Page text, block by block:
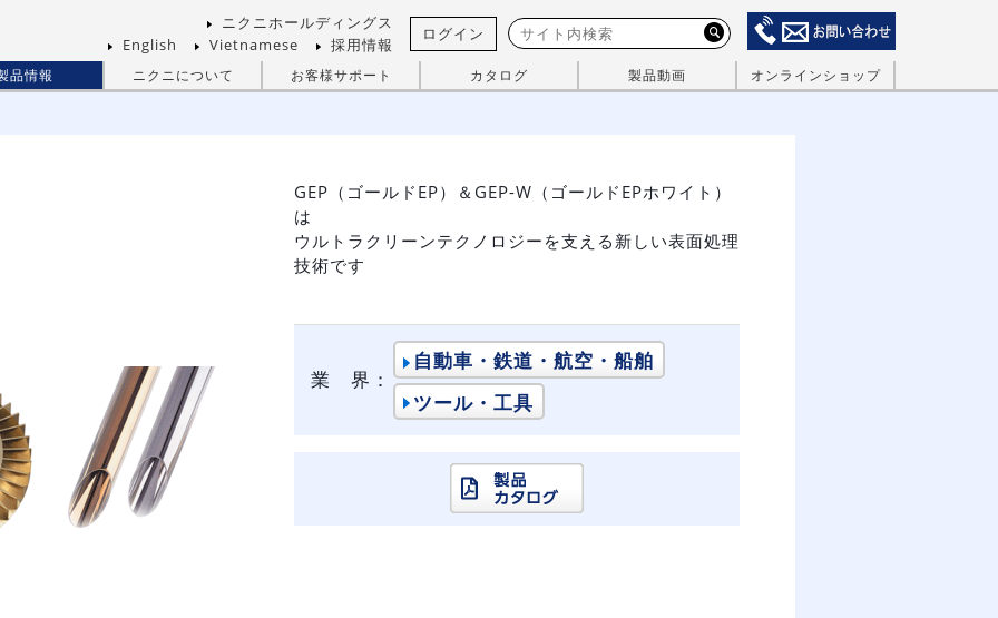
ニクニホールディングス
English
Vietnamese 採用情報
ログイン
品情報 ニクニについて お客様サポート カタログ 製品動画 オンラインショップ
GEP（ゴールドEP）＆GEP-W（ゴールドEPホワイト）
は
ウルトラクリーンテクノロジーを支える新しい表面処理
技術です
業 界：
自動車・鉄道・航空・船舶
ツール・工具